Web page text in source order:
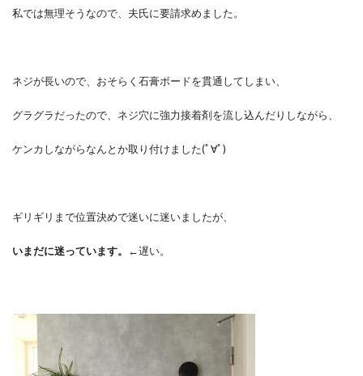
私では無理そうなので、夫氏に要請求めました。
ネジが長いので、おそらく石膏ボードを貫通してしまい、
グラグラだったので、ネジ穴に強力接着剤を流し込んだりしながら、
ケンカしながらなんとか取り付けました(ﾟ∀ﾟ)
ギリギリまで位置決めで迷いに迷いましたが、
いまだに迷っています。 ←遅い。